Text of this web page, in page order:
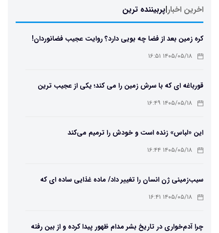
اخرین اخبار|پربیننده ترین
کره زمین بعد از فضا چه بویی دارد؟ روایت عجیب فضانوردان!
۱۴۰۵/۰۵/۱۸ ۱۶:۵۱
قورباغه ای که با سرش زمین را می کند؛ یکی از عجیب ترین
دوزیستان جهان
۱۴۰۵/۰۵/۱۸ ۱۶:۴۹
این «لباس» زنده است و خودش را ترمیم می‌کند
۱۴۰۵/۰۵/۱۸ ۱۶:۴۴
سیب‌زمینی ژن انسان را تغییر داد/ ماده غذایی ساده ای که
مسیر تکامل را عوض کرد!
۱۴۰۵/۰۵/۱۸ ۱۶:۴۱
چرا آدم‌خواری در تاریخ بشر مدام ظهور پیدا کرده و از بین رفته